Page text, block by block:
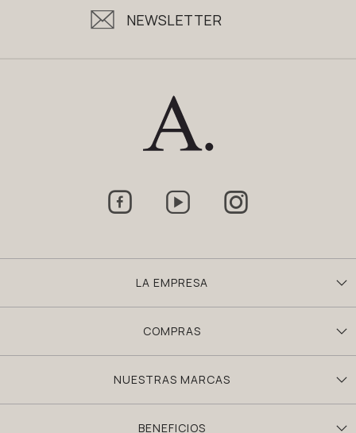
NEWSLETTER
LA EMPRESA
COMPRAS
NUESTRAS MARCAS
BENEFICIOS
  